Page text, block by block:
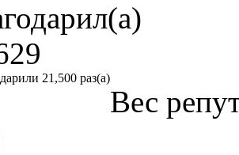
21,500 раз(а)
Вес